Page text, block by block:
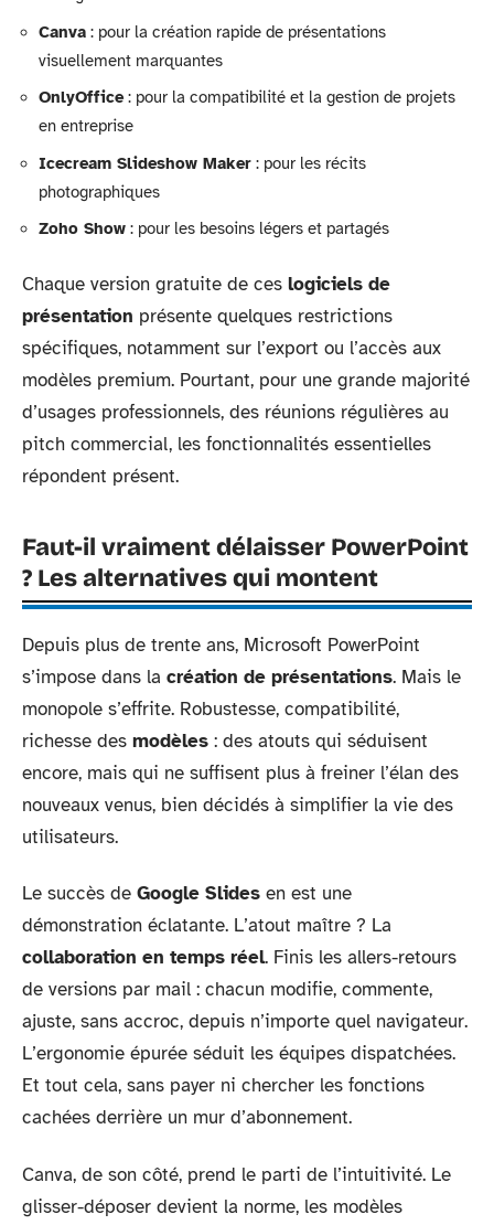
Canva : pour la création rapide de présentations
visuellement marquantes
OnlyOffice: pour la compatibilité et la gestion de projets
en entreprise
Icecream Slideshow Maker : pour les récits
photographiques
Zoho Show : pour les besoins légers et partagés
Chaque version gratuite de ces logiciels de
présentation présente quelques restrictions
spécifiques, notamment sur l’export ou l’accès aux
modèles premium. Pourtant, pour une grande majorité
d’usages professionnels, des réunions régulières au
pitch commercial, les fonctionnalités essentielles
répondent présent.
Faut-il vraiment délaisser PowerPoint
? Les alternatives qui montent
Depuis plus de trente ans, Microsoft PowerPoint
s’impose dans la création de présentations. Mais le
monopole s’effrite. Robustesse, compatibilité,
richesse des modèles : des atouts qui séduisent
encore, mais qui ne suffisent plus à freiner l’élan des
nouveaux venus, bien décidés à simplifier la vie des
utilisateurs.
Le succès de Google Slides en est une
démonstration éclatante. L’atout maître ? La
collaboration en temps réel. Finis les allers-retours
de versions par mail : chacun modifie, commente,
ajuste, sans accroc, depuis n’importe quel navigateur.
L’ergonomie épurée séduit les équipes dispatchées.
Et tout cela, sans payer ni chercher les fonctions
cachées derrière un mur d’abonnement.
Canva, de son côté, prend le parti de l’intuitivité. Le
glisser-déposer devient la norme, les modèles